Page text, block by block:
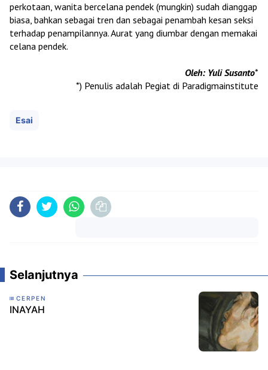
perkotaan, wanita bercelana pendek (mungkin) sudah dianggap
biasa, bahkan sebagai tren dan sebagai penambah kesan seksi
terhadap penampilannya. Aurat yang diumbar dengan memakai
celana pendek.
Oleh: Yuli Susanto*
*) Penulis adalah Pegiat di Paradigmainstitute
Esai
Selanjutnya
CERPEN
INAYAH